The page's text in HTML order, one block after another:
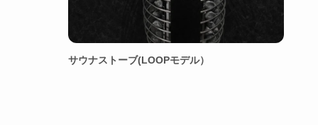
サウナストーブ(LOOPモデル）